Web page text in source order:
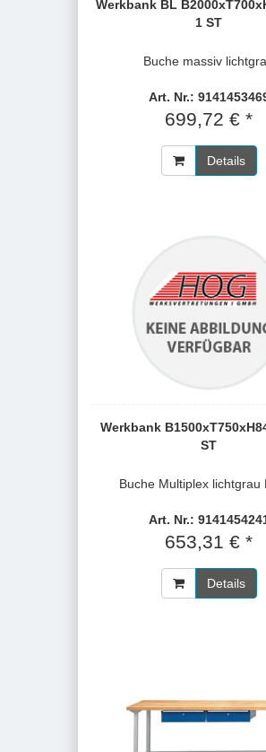
Werkbank BL
1 ST
Buche massiv
Art. Nr.:
699,72 € *
Details
Werkbank
ST
Buche Multiplex lichtgrau
Art. Nr.:
653,31 € *
Details